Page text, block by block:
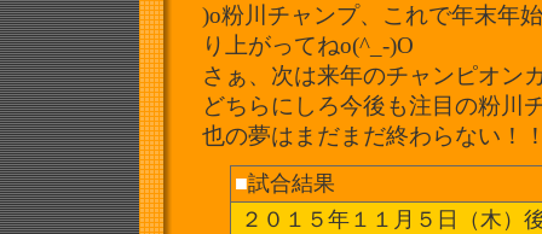
)o粉川チャンプ、これで年末年
り上がってねo(^_-)O
さぁ、次は来年のチャンピオン
どちらにしろ今後も注目の粉川
也の夢はまだまだ終わらない！
■試合結果
２０１５年１１月５日（木）